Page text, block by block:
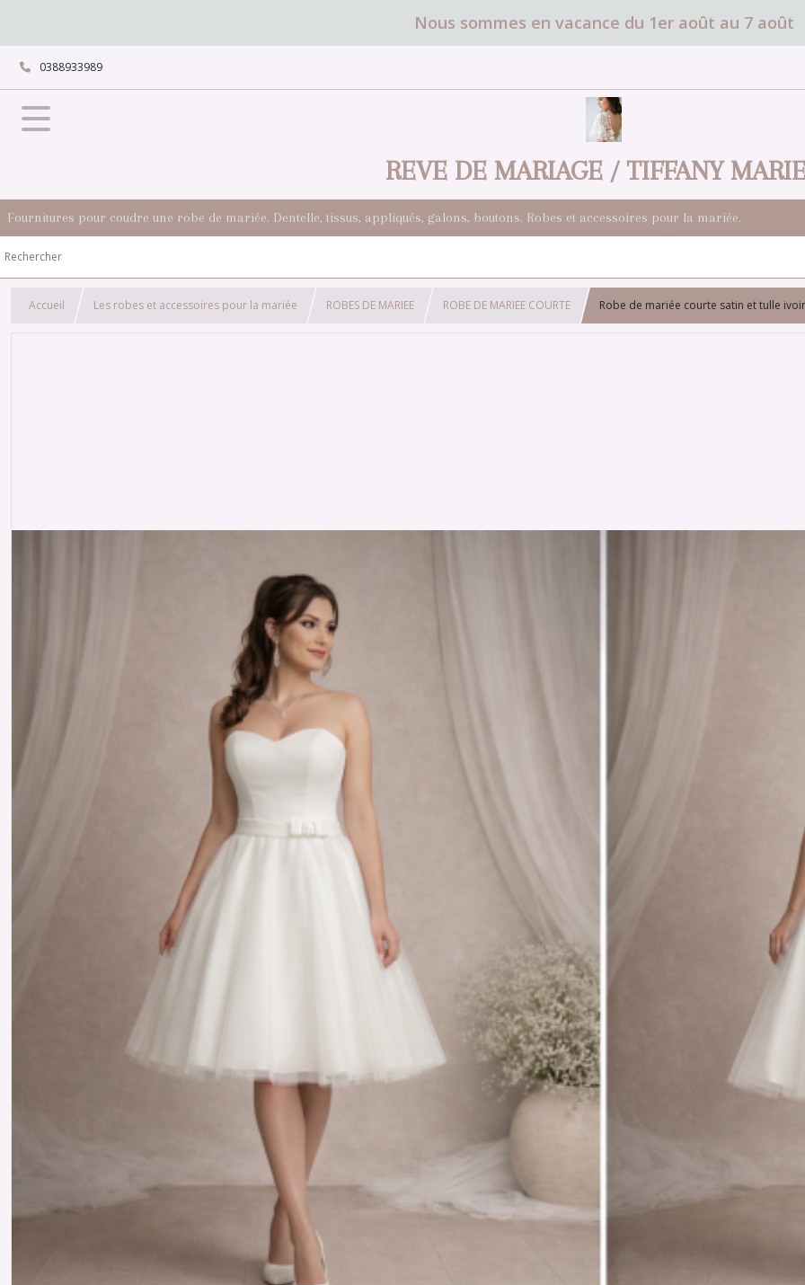
Nous sommes en vacance du 1er août au 7 août
0388933989
REVE DE MARIAGE / TIFFANY
Fournitures pour coudre une robe de mariée. Dentelle, tissus, appliqués, galons, boutons. Robes et accessoires pour la mariée.
Accueil Les robes et accessoires pour la mariée ROBES DE MARIEE ROBE DE MARIEE COURTE Robe de mariée courte satin et tulle